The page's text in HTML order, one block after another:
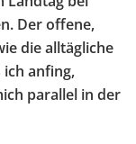
Der offene,
die alltägliche
anfing,
parallel in der